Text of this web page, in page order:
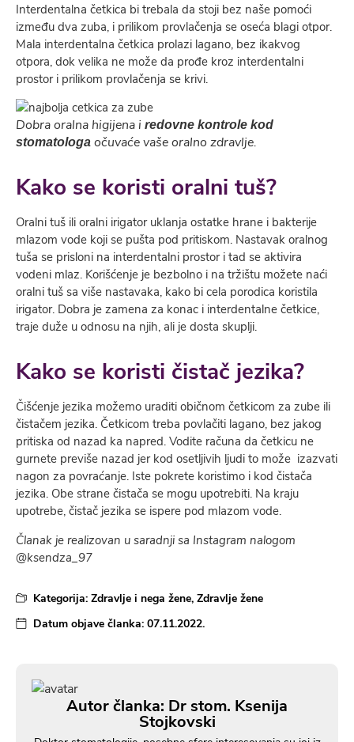
Interdentalna četkica bi trebala da stoji bez naše pomoći
između dva zuba, i prilikom provlačenja se oseća blagi otpor.
Mala interdentalna četkica prolazi lagano, bez ikakvog
otpora, dok velika ne može da prođe kroz interdentalni
prostor i prilikom provlačenja se krivi.
Dobra oralna higijena i redovne kontrole kod
stomatologa očuvaće vaše oralno zdravlje.
Kako se koristi oralni tuš?
Oralni tuš ili oralni irigator uklanja ostatke hrane i bakterije
mlazom vode koji se pušta pod pritiskom. Nastavak oralnog
tuša se prisloni na interdentalni prostor i tad se aktivira
vodeni mlaz. Korišćenje je bezbolno i na tržištu možete naći
oralni tuš sa više nastavaka, kako bi cela porodica koristila
irigator. Dobra je zamena za konac i interdentalne četkice,
traje duže u odnosu na njih, ali je dosta skuplji.
Kako se koristi čistač jezika?
Čišćenje jezika možemo uraditi običnom četkicom za zube ili
čistačem jezika. Četkicom treba povlačiti lagano, bez jakog
pritiska od nazad ka napred. Vodite računa da četkicu ne
gurnete previše nazad jer kod osetljivih ljudi to može izazvati
nagon za povraćanje. Iste pokrete koristimo i kod čistača
jezika. Obe strane čistača se mogu upotrebiti. Na kraju
upotrebe, čistač jezika se ispere pod mlazom vode.
Članak je realizovan u saradnji sa Instagram nalogom
@ksendza_97
Kategorija: Zdravlje i nega žene, Zdravlje žene
Datum objave članka: 07.11.2022.
Autor članka: Dr stom. Ksenija
Stojkovski